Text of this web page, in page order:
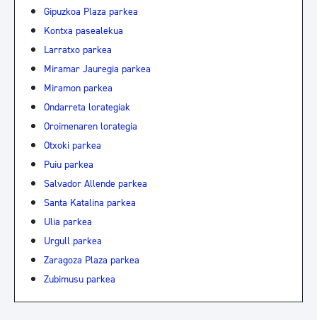
Gipuzkoa Plaza parkea
Kontxa pasealekua
Larratxo parkea
Miramar Jauregia parkea
Miramon parkea
Ondarreta lorategiak
Oroimenaren lorategia
Otxoki parkea
Puiu parkea
Salvador Allende parkea
Santa Katalina parkea
Ulia parkea
Urgull parkea
Zaragoza Plaza parkea
Zubimusu parkea